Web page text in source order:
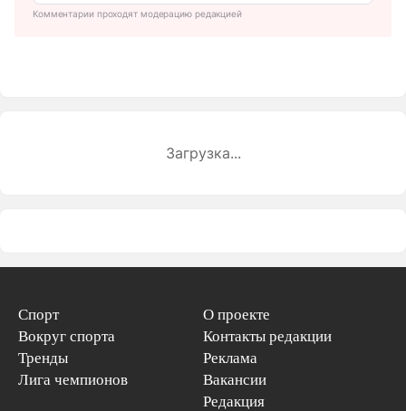
Комментарии проходят модерацию редакцией
Загрузка...
Спорт
Вокруг спорта
Тренды
Лига чемпионов
О проекте
Контакты редакции
Реклама
Вакансии
Редакция